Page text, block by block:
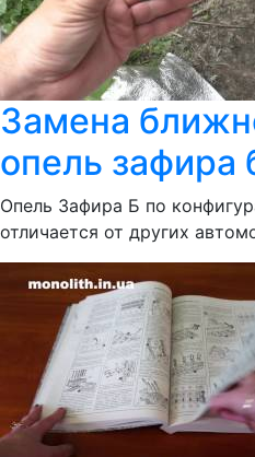
Замена
опель зафира
Опель Зафира Б по
отличается от других